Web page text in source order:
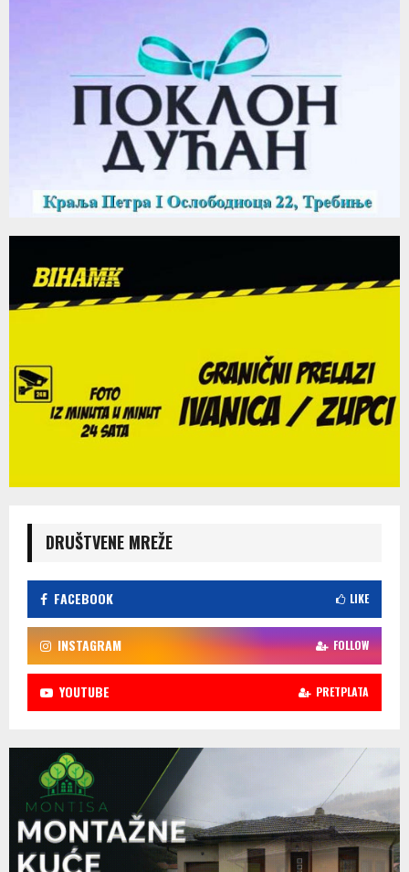
DRUŠTVENE MREŽE
FACEBOOK LIKE
INSTAGRAM FOLLOW
YOUTUBE PRETPLATA